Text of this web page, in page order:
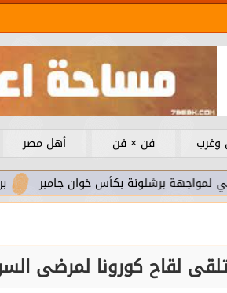
فن × فن أهل مصر
برشلونة بكأس خوان جامبر
لقاح كورونا لمرضى